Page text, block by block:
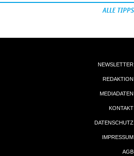
ALLE TIPPS
NEWSLETTER
REDAKTION
MEDIADATEN
KONTAKT
DATENSCHUTZ
IMPRESSUM
AGB